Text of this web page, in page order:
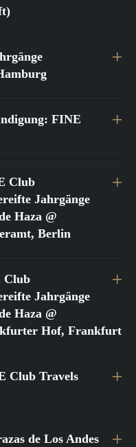
FINE
Club
Jahrgänge
Haza @
Berlin
Club
Jahrgänge
Haza @
Hof, Frankfurt
Club Travels
de Los Andes